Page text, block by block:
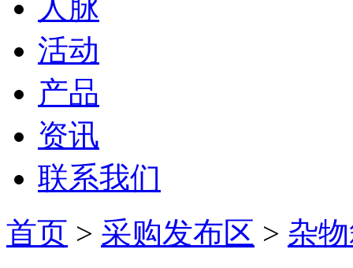
人脉
活动
产品
资讯
联系我们
首页 > 采购发布区 > 杂